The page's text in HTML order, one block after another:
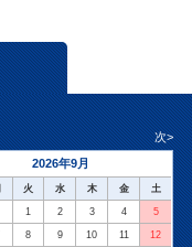
次>
2026年9月
火 水 木 金 土
1 2 3 4 5
8 9 10 11 12